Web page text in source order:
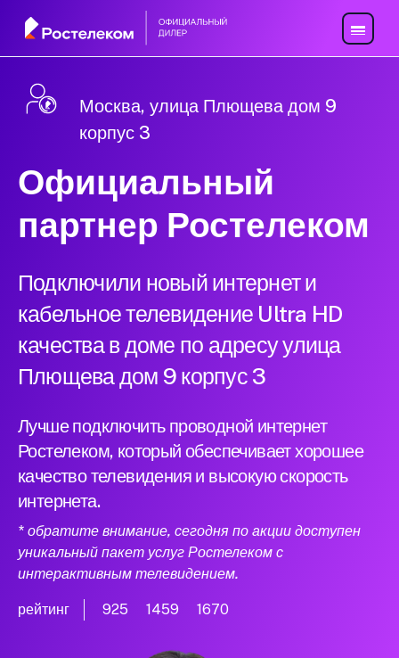
Москва, улица Плющева дом 9
корпус 3
Официальный
партнер Ростелеком
Подключили новый интернет и
кабельное телевидение Ultra HD
качества в доме по адресу улица
Плющева дом 9 корпус 3
Лучше подключить проводной интернет
Ростелеком, который обеспечивает хорошее
качество телевидения и высокую скорость
интернета.
* обратите внимание, сегодня по акции доступен
уникальный пакет услуг Ростелеком с
интерактивным телевидением.
рейтинг 925 1459 1670